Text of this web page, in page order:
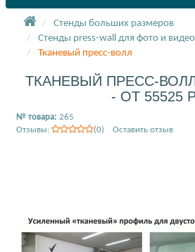
Стенды больших размеров
Стенды press-wall для фото и
Тканевый пресс-волл
ТКАНЕВЫЙ ПРЕСС-ВОЛЛ
- ОТ 55525
№ товара: 265
Отзывы:
(0) Оставить отзыв